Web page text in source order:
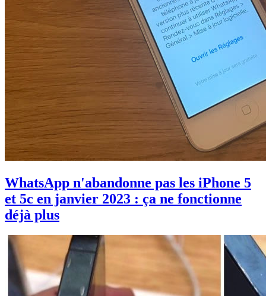
WhatsApp n'abandonne pas les iPhone 5
et 5c en janvier 2023 : ça ne fonctionne
déjà plus